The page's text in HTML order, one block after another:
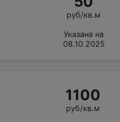
руб/кв.м
Указана на
08.10.2025
1100
руб/кв.м